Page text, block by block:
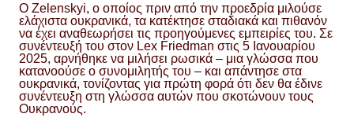
Ο Zelenskyi, ο οποίος πριν από την προεδρία μιλούσε
ελάχιστα ουκρανικά, τα κατέκτησε σταδιακά και πιθανόν
να έχει αναθεωρήσει τις προηγούμενες εμπειρίες του. Σε
συνέντευξή του στον Lex Friedman στις 5 Ιανουαρίου
2025, αρνήθηκε να μιλήσει ρωσικά – μια γλώσσα που
κατανοούσε ο συνομιλητής του – και απάντησε στα
ουκρανικά, τονίζοντας για πρώτη φορά ότι δεν θα έδινε
συνέντευξη στη γλώσσα αυτών που σκοτώνουν τους
Ουκρανούς.